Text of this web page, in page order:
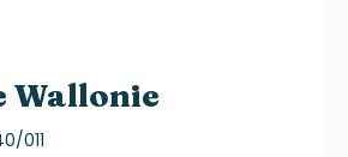
Wallonie
011